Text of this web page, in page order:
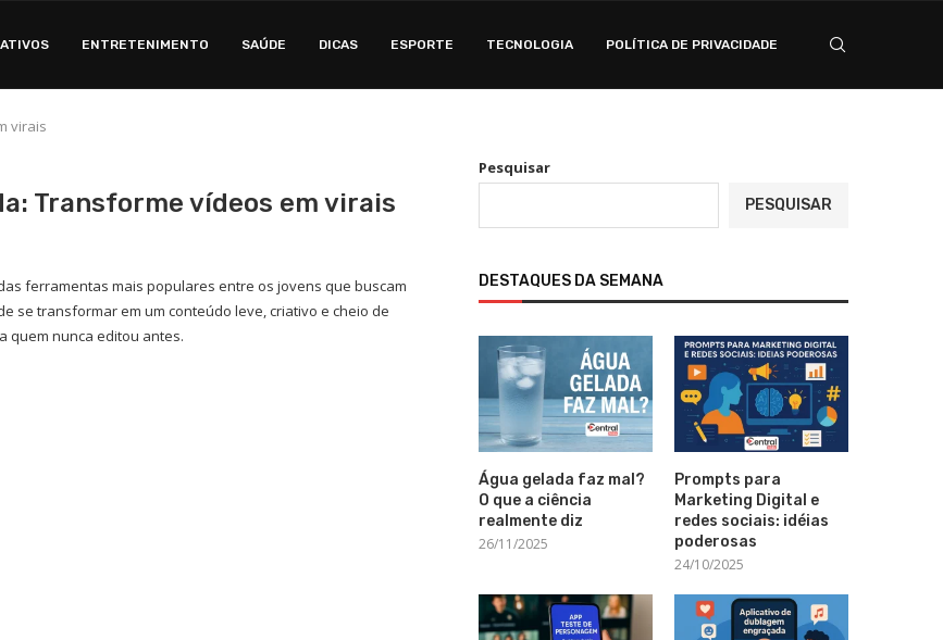
ENTRETENIMENTO SAÚDE DICAS ESPORTE TECNOLOGIA POLÍTICA DE PRIVACIDADE
virais
Transforme vídeos em virais
ferramentas mais populares entre os jovens que buscam
se transformar em um conteúdo leve, criativo e cheio de
quem nunca editou antes.
Pesquisar
PESQUISAR
DESTAQUES DA SEMANA
Água gelada faz mal?
O que a ciência
realmente diz
26/11/2025
Prompts para
Marketing Digital e
redes sociais: idéias
poderosas
24/10/2025